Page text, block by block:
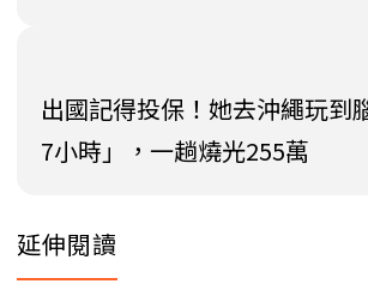
出國記得投保！她去沖繩玩到
7小時」，一趟燒光255萬
延伸閱讀